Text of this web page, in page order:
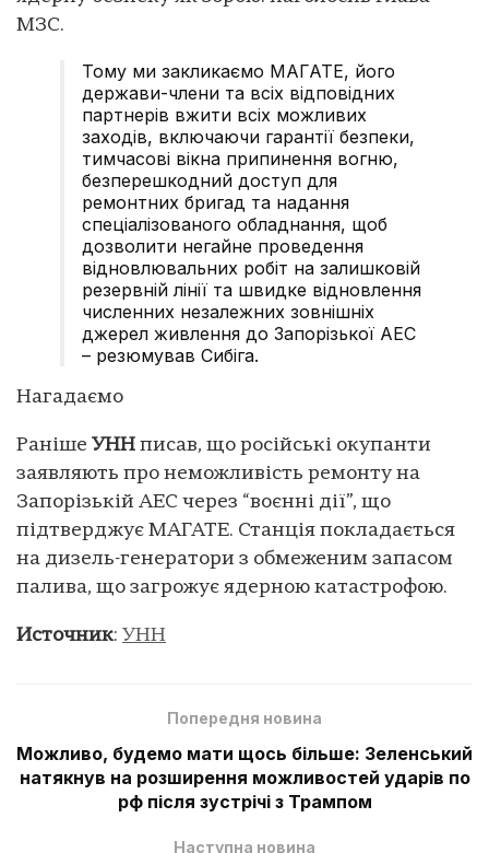
МЗС.
Тому ми закликаємо МАГАТЕ, його
держави-члени та всіх відповідних
партнерів вжити всіх можливих
заходів, включаючи гарантії безпеки,
тимчасові вікна припинення вогню,
безперешкодний доступ для
ремонтних бригад та надання
спеціалізованого обладнання, щоб
дозволити негайне проведення
відновлювальних робіт на залишковій
резервній лінії та швидке відновлення
численних незалежних зовнішніх
джерел живлення до Запорізької АЕС
– резюмував Сибіга.
Нагадаємо
Раніше УНН писав, що російські окупанти
заявляють про неможливість ремонту на
Запорізькій АЕС через “воєнні дії”, що
підтверджує МАГАТЕ. Станція покладається
на дизель-генератори з обмеженим запасом
палива, що загрожує ядерною катастрофою.
Источник: УНН
Попередня новина
Можливо, будемо мати щось більше: Зеленський
натякнув на розширення можливостей ударів по
рф після зустрічі з Трампом
Наступна новина